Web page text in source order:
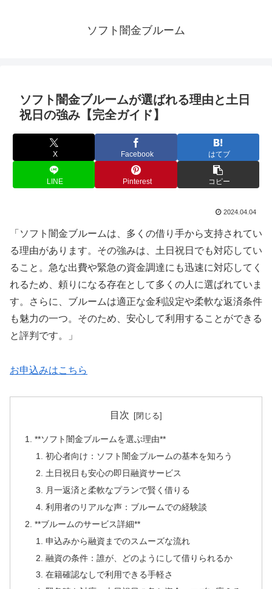
ソフト闇金ブルーム
ソフト闇金ブルームが選ばれる理由と土日
祝日の強み【完全ガイド】
X Facebook はてブ
LINE Pinterest コピー
2024.04.04
「ソフト闇金ブルームは、多くの借り手から支持されてい
る理由があります。その強みは、土日祝日でも対応してい
ること。急な出費や緊急の資金調達にも迅速に対応してく
れるため、頼りになる存在として多くの人に選ばれていま
す。さらに、ブルームは適正な金利設定や柔軟な返済条件
も魅力の一つ。そのため、安心して利用することができる
と評判です。」
お申込みはこちら
目次
**ソフト闇金ブルームを選ぶ理由**
初心者向け：ソフト闇金ブルームの基本を知ろう
土日祝日も安心の即日融資サービス
月一返済と柔軟なプランで賢く借りる
利用者のリアルな声：ブルームでの経験談
**ブルームのサービス詳細**
申込みから融資までのスムーズな流れ
融資の条件：誰が、どのようにして借りられるか
在籍確認なしで利用できる手軽さ